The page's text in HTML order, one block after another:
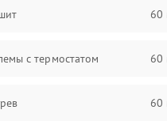
60
с термостатом 60
60